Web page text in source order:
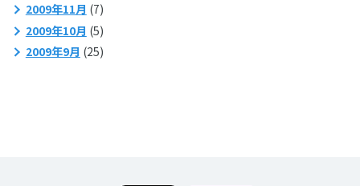
2009年11月 (7)
2009年10月 (5)
2009年9月 (25)